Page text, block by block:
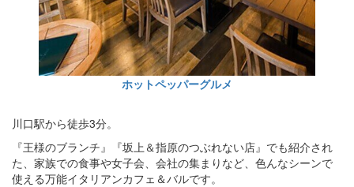
ホットペッパーグルメ
川口駅から徒歩3分。
『王様のブランチ』『坂上＆指原のつぶれない店』でも紹介され
た、家族での食事や女子会、会社の集まりなど、色んなシーンで
使える万能イタリアンカフェ＆バルです。